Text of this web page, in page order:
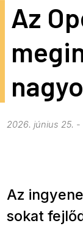
Az
2026. június 25. -
Az
sokat